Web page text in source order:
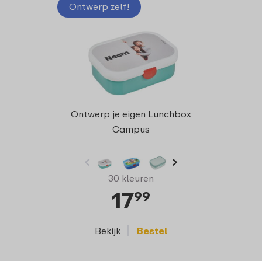
Ontwerp zelf!
Ontwerp je eigen Lunchbox
Campus
30 kleuren
1799
Bekijk Bestel